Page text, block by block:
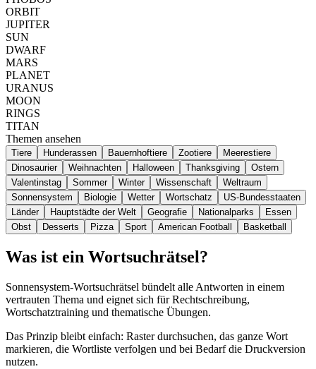
ORBIT
JUPITER
SUN
DWARF
MARS
PLANET
URANUS
MOON
RINGS
TITAN
Themen ansehen
Tiere Hunderassen Bauernhoftiere Zootiere
Meerestiere
Dinosaurier
Weihnachten Halloween Thanksgiving
Ostern
Valentinstag
Sommer Winter Wissenschaft
Weltraum
Sonnensystem
Biologie Wetter Wortschatz
US-Bundesstaaten
Länder
Hauptstädte der Welt Geografie Nationalparks
Essen
Obst
Desserts Pizza Sport American Football Basketball
Was ist ein Wortsuchrätsel?
Sonnensystem-Wortsuchrätsel bündelt alle Antworten in einem
vertrauten Thema und eignet sich für Rechtschreibung,
Wortschatztraining und thematische Übungen.
Das Prinzip bleibt einfach: Raster durchsuchen, das ganze Wort
markieren, die Wortliste verfolgen und bei Bedarf die Druckversion
nutzen.